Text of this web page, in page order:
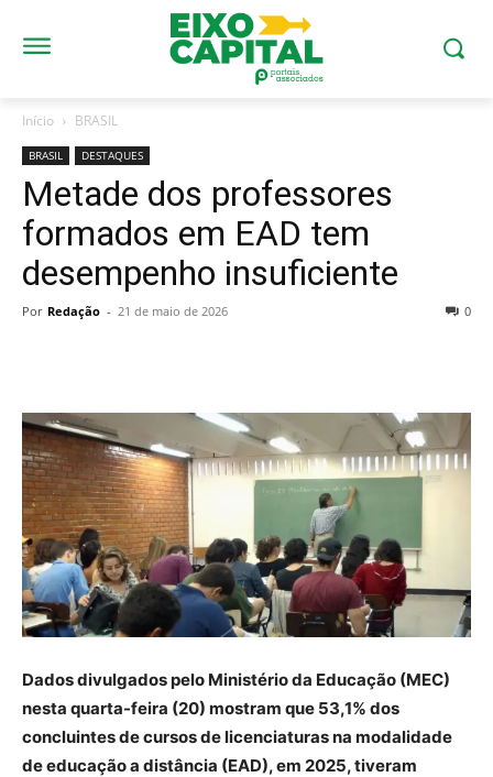
Início BRASIL
BRASIL DESTAQUES
Metade dos professores
formados em EAD tem
desempenho insuficiente
Por Redação - 21 de maio de 2026 0
Dados divulgados pelo Ministério da Educação (MEC)
nesta quarta-feira (20) mostram que 53,1% dos
concluintes de cursos de licenciaturas na modalidade
de educação a distância (EAD), em 2025, tiveram